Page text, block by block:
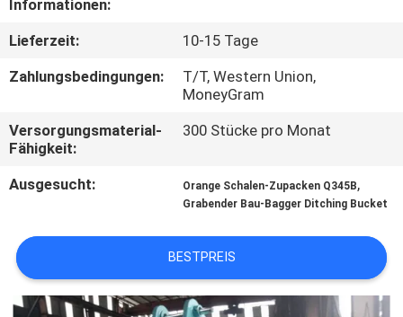
WERKSBESICHTIGUNG
QUALITÄTSKONTROLLE
NEUIGKEITEN
EIN
ANGEBOT
Informationen:
Lieferzeit:
10-15 Tage
Zahlungsbedingungen:
T/T, Western Union,
MoneyGram
Versorgungsmaterial-
Fähigkeit:
300 Stücke pro Monat
Ausgesucht: Orange Schalen-Zupacken Q345B,
Grabender Bau-Bagger Ditching Bucket
BESTPREIS